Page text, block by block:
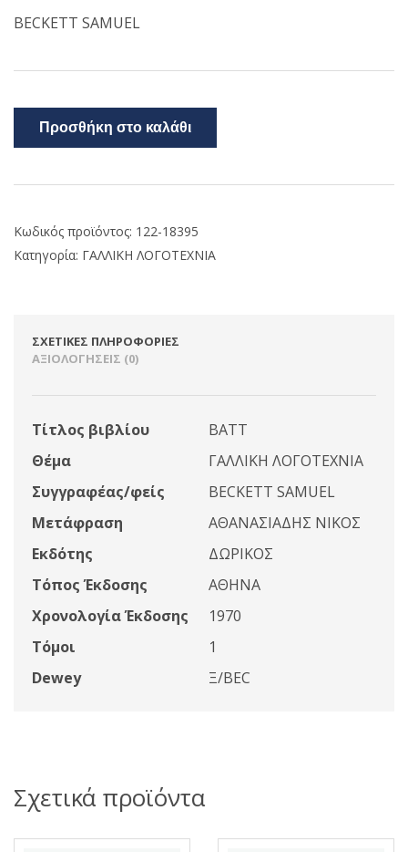
BECKETT SAMUEL
Προσθήκη στο καλάθι
Κωδικός προϊόντος: 122-18395
Κατηγορία: ΓΑΛΛΙΚΗ ΛΟΓΟΤΕΧΝΙΑ
ΣΧΕΤΙΚΈΣ ΠΛΗΡΟΦΟΡΊΕΣ
ΑΞΙΟΛΟΓΉΣΕΙΣ (0)
Τίτλος βιβλίου
ΒΑΤΤ
Θέμα
ΓΑΛΛΙΚΗ ΛΟΓΟΤΕΧΝΙΑ
Συγγραφέας/φείς
BECKETT SAMUEL
Μετάφραση
ΑΘΑΝΑΣΙΑΔΗΣ ΝΙΚΟΣ
Εκδότης
ΔΩΡΙΚΟΣ
Τόπος Έκδοσης
ΑΘΗΝΑ
Χρονολογία Έκδοσης
1970
Τόμοι
1
Dewey
Ξ/BEC
Σχετικά προϊόντα